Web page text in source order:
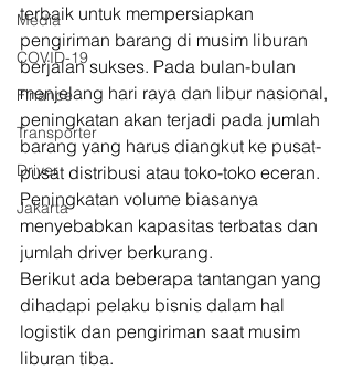
Media
COVID-19
Finance
Transporter
Driver
Jakarta
terbaik untuk mempersiapkan
pengiriman barang di musim liburan
berjalan sukses. Pada bulan-bulan
menjelang hari raya dan libur nasional,
peningkatan akan terjadi pada jumlah
barang yang harus diangkut ke pusat-
pusat distribusi atau toko-toko eceran.
Peningkatan volume biasanya
menyebabkan kapasitas terbatas dan
jumlah driver berkurang.
Berikut ada beberapa tantangan yang
dihadapi pelaku bisnis dalam hal
logistik dan pengiriman saat musim
liburan tiba.